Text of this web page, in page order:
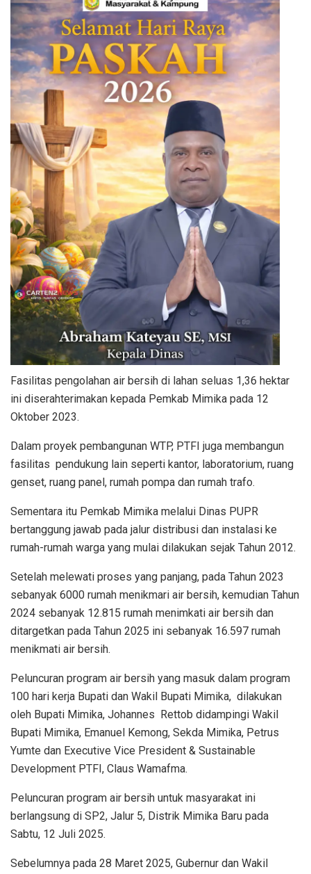
Fasilitas pengolahan air bersih di lahan seluas 1,36 hektar
ini diserahterimakan kepada Pemkab Mimika pada 12
Oktober 2023.
Dalam proyek pembangunan WTP, PTFI juga membangun
fasilitas pendukung lain seperti kantor, laboratorium, ruang
genset, ruang panel, rumah pompa dan rumah trafo.
Sementara itu Pemkab Mimika melalui Dinas PUPR
bertanggung jawab pada jalur distribusi dan instalasi ke
rumah-rumah warga yang mulai dilakukan sejak Tahun 2012.
Setelah melewati proses yang panjang, pada Tahun 2023
sebanyak 6000 rumah menikmari air bersih, kemudian Tahun
2024 sebanyak 12.815 rumah menimkati air bersih dan
ditargetkan pada Tahun 2025 ini sebanyak 16.597 rumah
menikmati air bersih.
Peluncuran program air bersih yang masuk dalam program
100 hari kerja Bupati dan Wakil Bupati Mimika, dilakukan
oleh Bupati Mimika, Johannes Rettob didampingi Wakil
Bupati Mimika, Emanuel Kemong, Sekda Mimika, Petrus
Yumte dan Executive Vice President & Sustainable
Development PTFI, Claus Wamafma.
Peluncuran program air bersih untuk masyarakat ini
berlangsung di SP2, Jalur 5, Distrik Mimika Baru pada
Sabtu, 12 Juli 2025.
Sebelumnya pada 28 Maret 2025, Gubernur dan Wakil